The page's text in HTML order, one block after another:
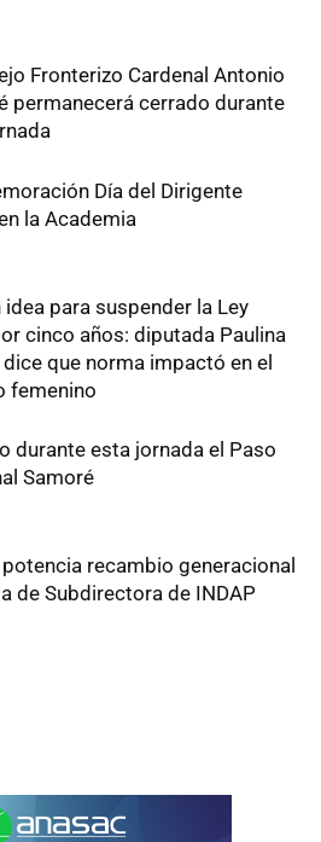
Fronterizo Cardenal Antonio
permanecerá cerrado durante
Día del Dirigente
la Academia
idea para suspender la Ley
cinco años: diputada Paulina
que norma impactó en el
femenino
durante esta jornada el Paso
Samoré
potencia recambio generacional
de Subdirectora de INDAP